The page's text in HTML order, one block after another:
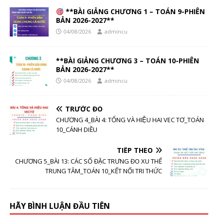
**BÀI GIẢNG CHƯƠNG 1 – TOÁN 9-PHIÊN
BẢN 2026-2027**
04/08/2026 admincu
**BÀI GIẢNG CHƯƠNG 3 – TOÁN 10-PHIÊN
BẢN 2026-2027**
04/08/2026 admincu
TRƯỚC ĐÓ
CHƯƠNG 4_BÀI 4: TỔNG VÀ HIỆU HAI VEC TƠ_TOÁN
10_CÁNH DIỀU
TIẾP THEO
CHƯƠNG 5_BÀI 13: CÁC SỐ ĐẶC TRƯNG ĐO XU THẾ
TRUNG TÂM_TOÁN 10_KẾT NỐI TRI THỨC
HÃY BÌNH LUẬN ĐẦU TIÊN